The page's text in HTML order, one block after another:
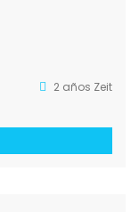
2 años Zeit